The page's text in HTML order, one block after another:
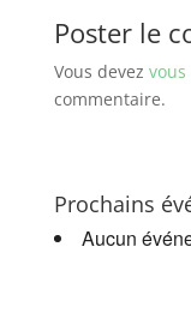
Poster le
Vous devez
commentaire.
Prochains
Aucun